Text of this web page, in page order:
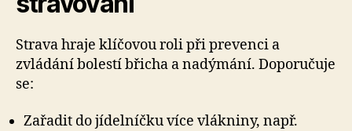
Strava hraje klíčovou roli při prevenci a
zvládání bolestí břicha a nadýmání. Doporučuje
se:
Zařadit do jídelníčku více vlákniny, např.